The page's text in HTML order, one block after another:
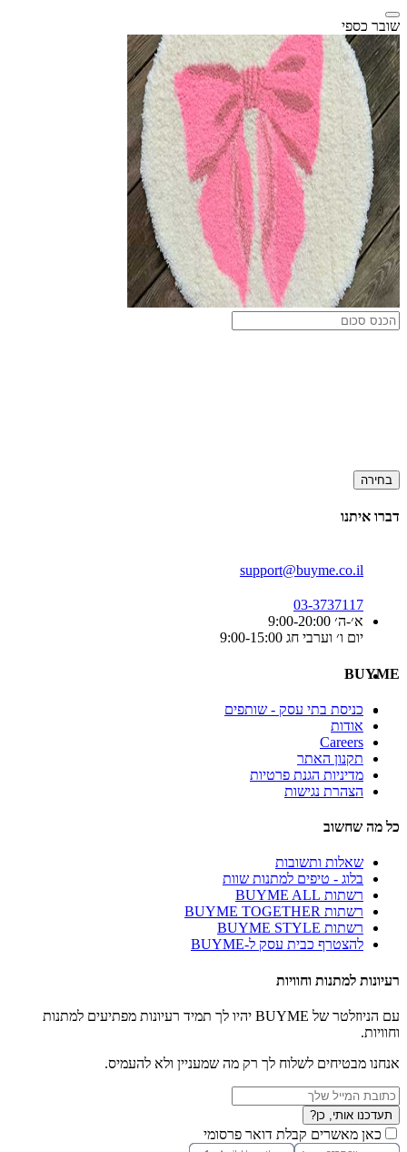
שובר כספי
בחירה
דברו איתנו
support@buyme.co.il
03-3737117
א׳-ה׳ 9:00-20:00
יום ו׳ וערבי חג 9:00-15:00
BUYME
כניסת בתי עסק - שותפים
אודות
Careers
תקנון האתר
מדיניות הגנת פרטיות
הצהרת נגישות
כל מה שחשוב
שאלות ותשובות
בלוג - טיפים למתנות שוות
רשתות BUYME ALL
רשתות BUYME TOGETHER
רשתות BUYME STYLE
להצטרף כבית עסק ל-BUYME
רעיונות למתנות וחוויות
עם הניוזלטר של BUYME יהיו לך תמיד רעיונות מפתיעים למתנות
וחוויות.
אנחנו מבטיחים לשלוח לך רק מה שמעניין ולא להעמיס.
תעדכנו אותי, כן?
כאן מאשרים קבלת דואר פרסומי